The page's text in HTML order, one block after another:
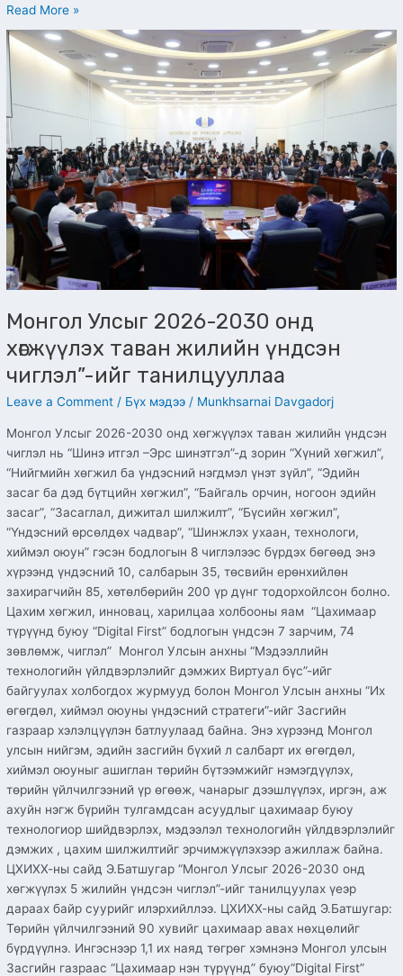
Read More »
Монгол Улсыг 2026-2030 онд
хөгжүүлэх таван жилийн үндсэн
чиглэл”-ийг танилцууллаа
Leave a Comment / Бүх мэдээ / Munkhsarnai Davgadorj
Монгол Улсыг 2026-2030 онд хөгжүүлэх таван жилийн үндсэн
чиглэл нь “Шинэ итгэл –Эрс шинэтгэл”-д зорин “Хүний хөгжил”,
“Нийгмийн хөгжил ба үндэсний нэгдмэл үнэт зүйл”, “Эдийн
засаг ба дэд бүтцийн хөгжил”, “Байгаль орчин, ногоон эдийн
засаг”, “Засаглал, дижитал шилжилт”, “Бүсийн хөгжил”,
“Үндэсний өрсөлдөх чадвар”, “Шинжлэх ухаан, технологи,
хиймэл оюун” гэсэн бодлогын 8 чиглэлээс бүрдэх бөгөөд энэ
хүрээнд үндэсний 10, салбарын 35, төсвийн ерөнхийлөн
захирагчийн 85, хөтөлбөрийн 200 үр дүнг тодорхойлсон болно.
Цахим хөгжил, инновац, харилцаа холбооны яам “Цахимаар
түрүүнд буюу “Digital First” бодлогын үндсэн 7 зарчим, 74
зөвлөмж, чиглэл” Монгол Улсын анхны “Мэдээллийн
технологийн үйлдвэрлэлийг дэмжих Виртуал бүс”-ийг
байгуулах холбогдох журмууд болон Монгол Улсын анхны “Их
өгөгдөл, хиймэл оюуны үндэсний стратеги”-ийг Засгийн
газраар хэлэлцүүлэн батлуулаад байна. Энэ хүрээнд Монгол
улсын нийгэм, эдийн засгийн бүхий л салбарт их өгөгдөл,
хиймэл оюуныг ашиглан төрийн бүтээмжийг нэмэгдүүлэх,
төрийн үйлчилгээний үр өгөөж, чанарыг дээшлүүлэх, иргэн, аж
ахуйн нэгж бүрийн тулгамдсан асуудлыг цахимаар буюу
технологиор шийдвэрлэх, мэдээлэл технологийн үйлдвэрлэлийг
дэмжих , цахим шилжилтийг эрчимжүүлэхээр ажиллаж байна.
ЦХИХХ-ны сайд Э.Батшугар “Монгол Улсыг 2026-2030 онд
хөгжүүлэх 5 жилийн үндсэн чиглэл”-ийг танилцуулах үеэр
дараах байр суурийг илэрхийллээ. ЦХИХХ-ны сайд Э.Батшугар:
Төрийн үйлчилгээний 90 хувийг цахимаар авах нөхцөлийг
бүрдүүлнэ. Ингэснээр 1,1 их наяд төгрөг хэмнэнэ Монгол улсын
Засгийн газраас “Цахимаар нэн түрүүнд” буюу“Digital First”
Монгол
Улсыг
2026-
2030
онд
хөгжүүлэх
таван
жилийн
үндсэн
чиглэл”-
ийг
танилцууллаа